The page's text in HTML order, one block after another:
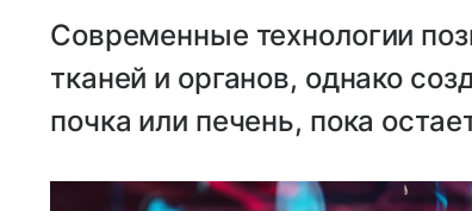
Современные технологии
тканей и органов, однако
почка или печень, пока